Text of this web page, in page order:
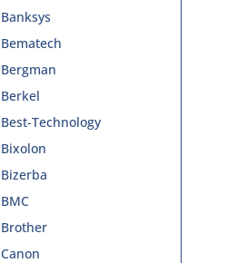
Banksys
Bematech
Bergman
Berkel
Best-Technology
Bixolon
Bizerba
BMC
Brother
Canon